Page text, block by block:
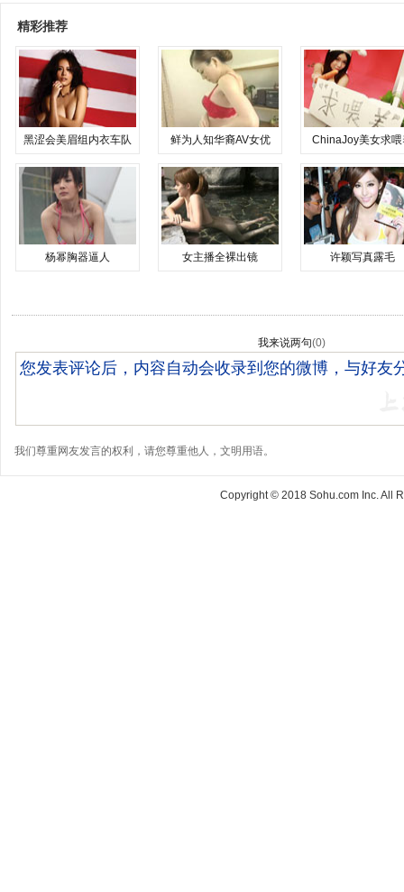
精彩推荐
黑涩会美眉组内衣车队 鲜为人知华裔AV女优 ChinaJoy美女求喂
杨幂胸器逼人 女主播全裸出镜 许颖写真露毛
我来说两句(0)
我们尊重网友发言的权利，请您尊重他人，文明用语。
Copyright © 2018 Sohu.com Inc. All